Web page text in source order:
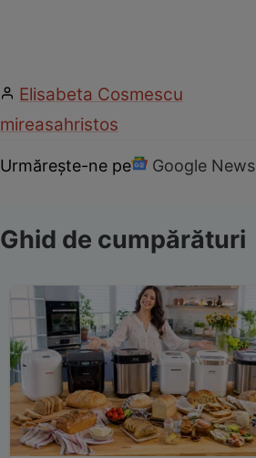
Elisabeta Cosmescu
mireasahristos
Urmărește-ne pe Google News
Ghid de cumpărături